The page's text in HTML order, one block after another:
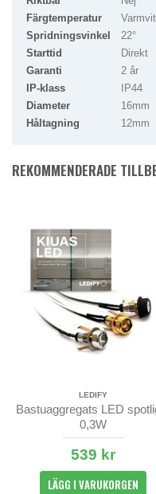
Färgtemperatur
Spridningsvinkel
22°
Starttid
Direkt
Garanti
2 år
IP-klass
IP44
Diameter
16mm
Håltagning
12mm
REKOMMENDERADE
LEDIFY
Bastuaggregats LED
0,3W
539 kr
LÄGG I VARUKORGEN